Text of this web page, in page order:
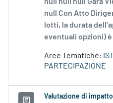
null null null Gara
null Con Atto
lotti, la durata
eventuali opzioni) è
Aree Tematiche:
PARTECIPAZIONE
Valutazione di